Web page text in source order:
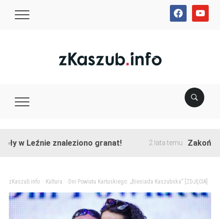
facebookyoutube
znaleziono granat! 2 lata temu Zakończono
zKaszub.info> Kultura Dni Powiatu Kartuskiego: „Biesiada Kaszubska” [ZDJĘCIA]